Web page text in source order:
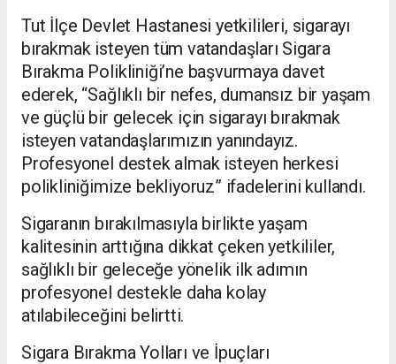
Tut İlçe Devlet Hastanesi yetkilileri, sigarayı
bırakmak isteyen tüm vatandaşları Sigara
Bırakma Polikliniği’ne başvurmaya davet
ederek, “Sağlıklı bir nefes, dumansız bir yaşam
ve güçlü bir gelecek için sigarayı bırakmak
isteyen vatandaşlarımızın yanındayız.
Profesyonel destek almak isteyen herkesi
polikliniğimize bekliyoruz” ifadelerini kullandı.
Sigaranın bırakılmasıyla birlikte yaşam
kalitesinin arttığına dikkat çeken yetkililer,
sağlıklı bir geleceğe yönelik ilk adımın
profesyonel destekle daha kolay
atılabileceğini belirtti.
Sigara Bırakma Yolları ve İpuçları